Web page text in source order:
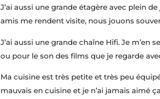
J’ai aussi une grande étagère avec plein
amis me rendent visite, nous jouons
J’ai aussi une grande chaîne Hifi. Je m’en
ou pour le son des films que je regarde
Ma cuisine est très petite et très peu
mauvais en cuisine et je n’ai jamais aimé